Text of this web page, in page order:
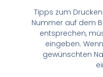
Tipps zum
Nummer auf dem
entsprechen,
eingeben.
gewünschten